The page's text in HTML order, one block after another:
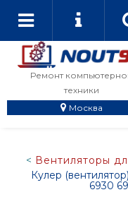
Ремонт
техники
Москва
Вентиляторы
Кулер
6930